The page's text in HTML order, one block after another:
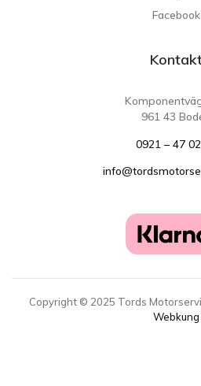
Facebook
961 43
0921 – 47
Copyright © 2025 Tords
Webkung